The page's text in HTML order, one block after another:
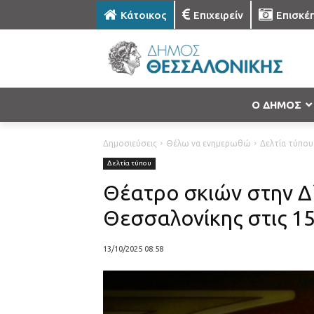
Κάτοικος Επιχειρείν
Ο ΔΗΜΟΣ
Δημοσιεύσεις Θέλω να ενημερωθώ Δελτία τύπου
Δελτία τύπου
Θέατρο σκιών στην
Θεσσαλονίκης στις
13/10/2025 08:58